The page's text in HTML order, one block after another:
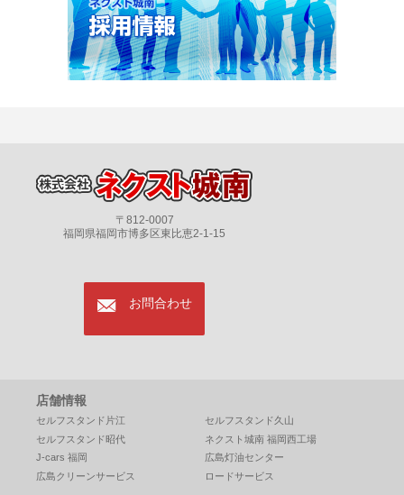
〒812-0007
福岡県福岡市博多区東比恵2-1-15
mail お問合わせ
店舗情報
セルフスタンド片江
セルフスタンド久山
セルフスタンド昭代
ネクスト城南 福岡西工場
J-cars 福岡
広島灯油センター
広島クリーンサービス
ロードサービス